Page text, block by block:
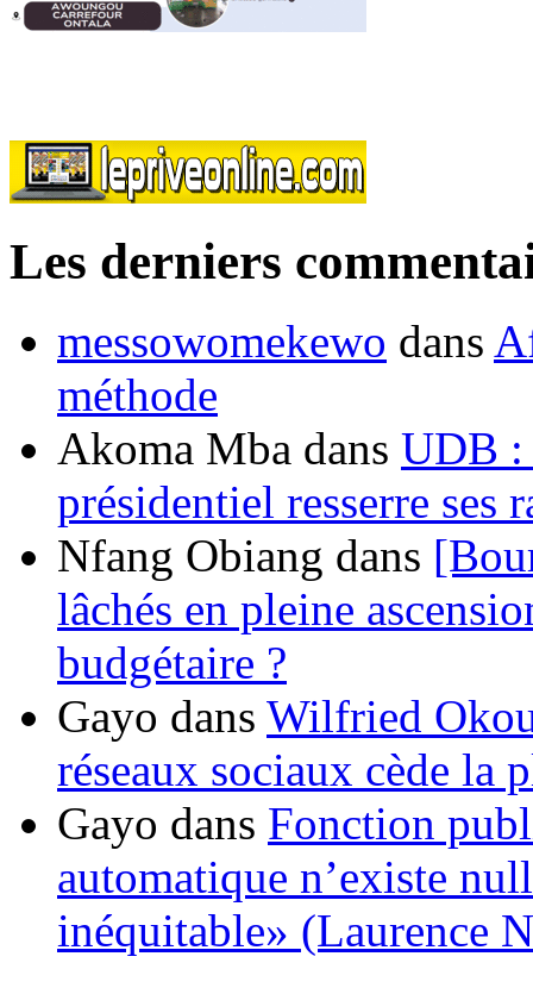
Les derniers
messowomekewo dans
méthode
Akoma Mba dans UDB :
présidentiel resserre ses
Nfang Obiang dans
lâchés en pleine
budgétaire ?
Gayo dans Wilfried
réseaux sociaux cède la
Gayo dans Fonction
automatique n’existe
inéquitable» (Laurence